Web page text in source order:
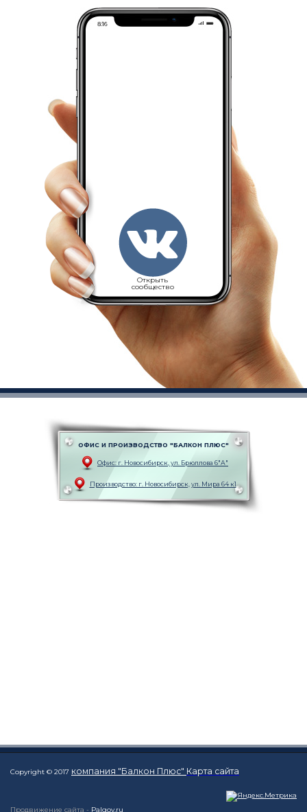
Открыть
сообщество
ОФИС И ПРОИЗВОДСТВО "БАЛКОН ПЛЮС"
Офис: г. Новоcибирск, ул. Брюллова 6"А"
Производство: г. Новоcибирск, ул. Мира 64 к1
Copyright © 2017 компания "Балкон Плюс" Карта сайта
Продвижение сайта - Palgov.ru